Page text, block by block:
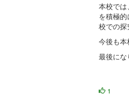
本校で
を積極
校での探
今後も本
最後にな
1